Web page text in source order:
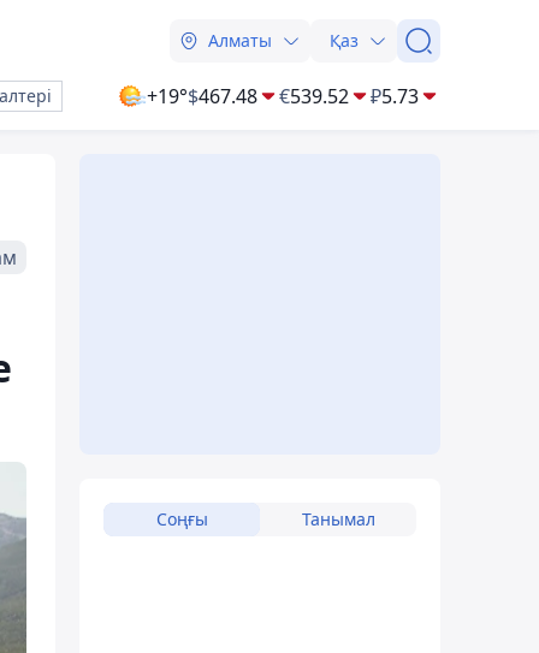
Алматы Қаз
+19°$467.48 €539.52 ₽5.73
Соңғы Танымал